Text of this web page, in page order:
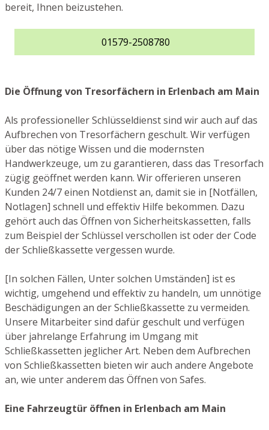
bereit, Ihnen beizustehen.
01579-2508780
Die Öffnung von Tresorfächern in Erlenbach am Main
Als professioneller Schlüsseldienst sind wir auch auf das
Aufbrechen von Tresorfächern geschult. Wir verfügen
über das nötige Wissen und die modernsten
Handwerkzeuge, um zu garantieren, dass das Tresorfach
zügig geöffnet werden kann. Wir offerieren unseren
Kunden 24/7 einen Notdienst an, damit sie in [Notfällen,
Notlagen] schnell und effektiv Hilfe bekommen. Dazu
gehört auch das Öffnen von Sicherheitskassetten, falls
zum Beispiel der Schlüssel verschollen ist oder der Code
der Schließkassette vergessen wurde.
[In solchen Fällen, Unter solchen Umständen] ist es
wichtig, umgehend und effektiv zu handeln, um unnötige
Beschädigungen an der Schließkassette zu vermeiden.
Unsere Mitarbeiter sind dafür geschult und verfügen
über jahrelange Erfahrung im Umgang mit
Schließkassetten jeglicher Art. Neben dem Aufbrechen
von Schließkassetten bieten wir auch andere Angebote
an, wie unter anderem das Öffnen von Safes.
Eine Fahrzeugtür öffnen in Erlenbach am Main